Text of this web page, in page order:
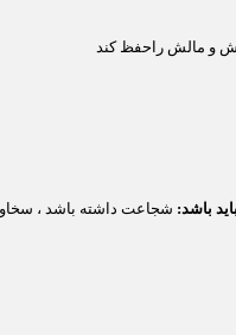
و مالش راحفظ کند
باشد: شجاعت داشته باشد ،